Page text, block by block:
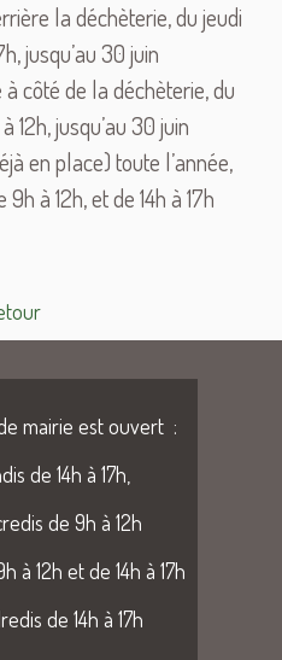
la déchèterie, du jeudi
jusqu’au 30 juin
côté de la déchèterie, du
12h, jusqu’au 30 juin
en place) toute l’année,
à 12h, et de 14h à 17h
mairie est ouvert :
de 14h à 17h,
de 9h à 12h
à 12h et de 14h à 17h
de 14h à 17h